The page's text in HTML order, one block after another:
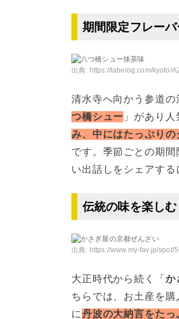
期間限定フレーバ
出典: https://tabelog.com/kyoto/
清水寺へ向かう参道
つ橋シュー 」があり
み、中にはたっぷり
です。季節ごとの期
い出話しをシェアする
伝統の味を楽しむ
出典: https://www.my-fav.jp/spot/
大正時代から続く「 か
ちらでは、お土産を
に丹波の大納言をた